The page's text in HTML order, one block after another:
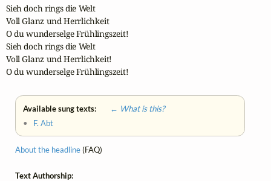
Sieh doch rings die Welt
Voll Glanz und Herrlichkeit
O du wunderselge Frühlingszeit!
Sieh doch rings die Welt
Voll Glanz und Herrlichkeit!
O du wunderselge Frühlingszeit!
Available sung texts:
← What is this?
• F. Abt
About the headline(FAQ)
Text Authorship: